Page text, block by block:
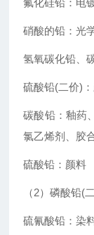
氟化硅铅：电
硝酸的铅：光
氢氧碳化铅、
硫酸铅(二价)
碳酸铅：釉药
氯乙烯剂、胶
硫酸铅：颜料
（2）磷酸铅(
硫氰酸铅：染